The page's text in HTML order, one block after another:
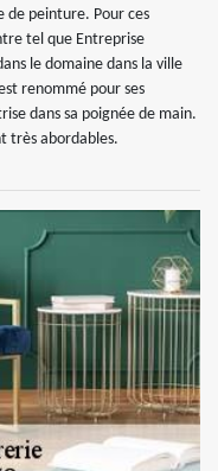
de peinture. Pour ces
tel que Entreprise
le domaine dans la ville
renommé pour ses
dans sa poignée de main.
très abordables.